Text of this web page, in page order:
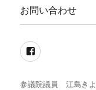
お問い合わせ
Facebook
参議院議員 江島き